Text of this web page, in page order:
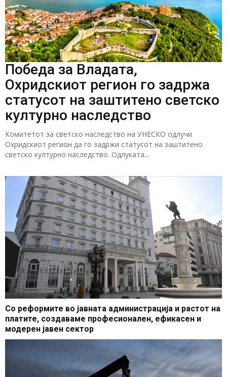
Победа за Владата,
Охридскиот регион го задржа
статусот на заштитено светско
културно наследство
Комитетот за светско наследство на УНЕСКО одлучи
Охридскиот регион да го задржи статусот на заштитено
светско културно наследство. Одлуката...
Со реформите во јавната администрација и растот на
платите, создаваме професионален, ефикасен и
модерен јавен сектор